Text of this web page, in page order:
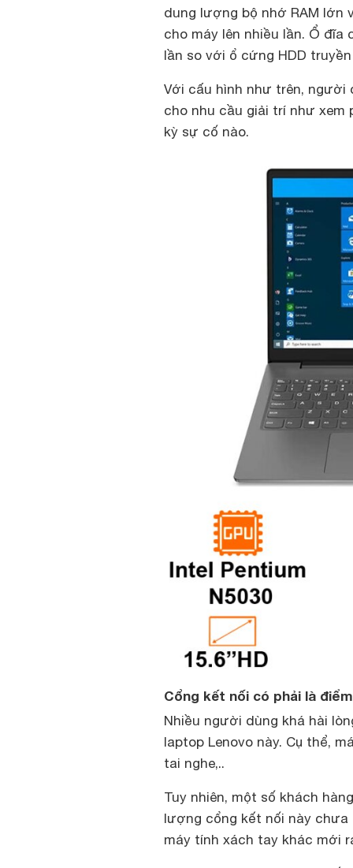
dung lượng bộ nhớ RAM lớn
cho máy lên nhiều lần. Ổ
lần so với ổ cứng HDD
Với cấu hình như trên, người
cho nhu cầu giải trí như xem
kỳ sự cố nào.
Cổng kết nối có phải là điểm
Nhiều người dùng khá hài
laptop Lenovo này. Cụ thể,
tai nghe,..
Tuy nhiên, một số khách
lượng cổng kết nối này
máy tính xách tay khác mới